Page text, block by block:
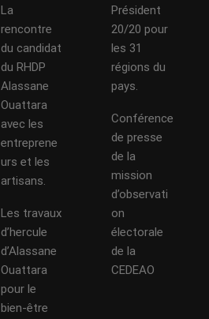
La
rencontre
du candidat
du RHDP
Alassane
Ouattara
avec les
entreprene
urs et les
artisans.
Les travaux
d’hercule
d’Alassane
Ouattara
pour le
bien-être
Président
20/20 pour
les 31
régions du
pays.
Conférence
de presse
de la
mission
d’observati
on
électorale
de la
CEDEAO